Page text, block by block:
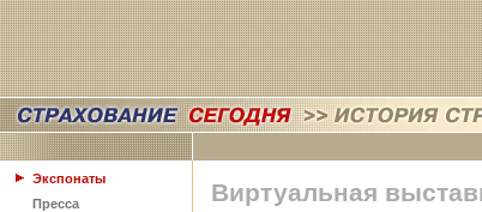
Экспонаты
Пресса
Виртуальная